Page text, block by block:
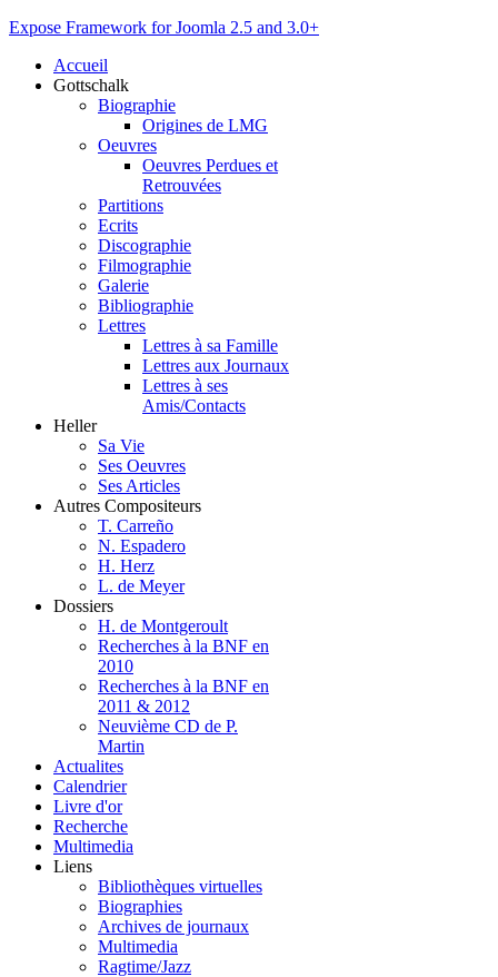
Expose Framework for Joomla 2.5 and 3.0+
Accueil
Gottschalk
Biographie
Origines de LMG
Oeuvres
Oeuvres Perdues et
Retrouvées
Partitions
Ecrits
Discographie
Filmographie
Galerie
Bibliographie
Lettres
Lettres à sa Famille
Lettres aux Journaux
Lettres à ses
Amis/Contacts
Heller
Sa Vie
Ses Oeuvres
Ses Articles
Autres Compositeurs
T. Carreño
N. Espadero
H. Herz
L. de Meyer
Dossiers
H. de Montgeroult
Recherches à la BNF en
2010
Recherches à la BNF en
2011 & 2012
Neuvième CD de P.
Martin
Actualites
Calendrier
Livre d'or
Recherche
Multimedia
Liens
Bibliothèques virtuelles
Biographies
Archives de journaux
Multimedia
Ragtime/Jazz